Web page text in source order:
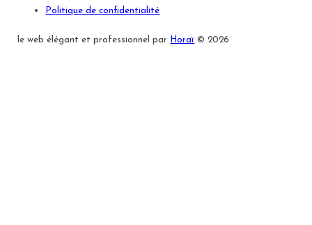
Politique de confidentialité
le web élégant et professionnel par Horaï © 2026